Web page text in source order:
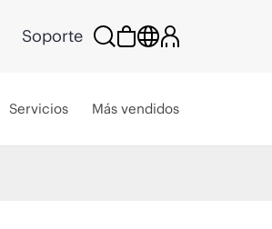
Soporte
Servicios Más vendidos